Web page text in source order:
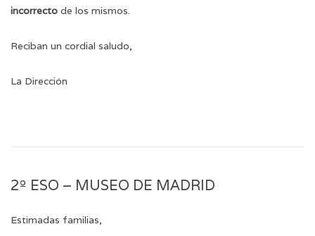
incorrecto de los mismos.
Reciban un cordial saludo,
La Dirección
2º ESO – MUSEO DE MADRID
Estimadas familias,